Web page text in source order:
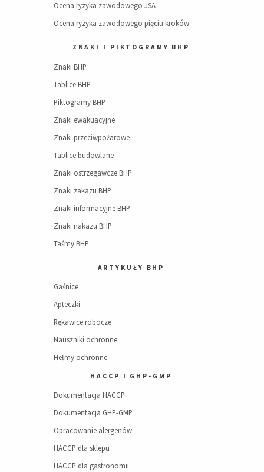
Ocena ryzyka zawodowego JSA
Ocena ryzyka zawodowego pięciu kroków
ZNAKI I PIKTOGRAMY BHP
Znaki BHP
Tablice BHP
Piktogramy BHP
Znaki ewakuacyjne
Znaki przeciwpożarowe
Tablice budowlane
Znaki ostrzegawcze BHP
Znaki zakazu BHP
Znaki informacyjne BHP
Znaki nakazu BHP
Taśmy BHP
ARTYKUŁY BHP
Gaśnice
Apteczki
Rękawice robocze
Nauszniki ochronne
Hełmy ochronne
HACCP I GHP-GMP
Dokumentacja HACCP
Dokumentacja GHP-GMP
Opracowanie alergenów
HACCP dla sklepu
HACCP dla gastronomii